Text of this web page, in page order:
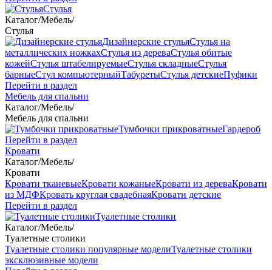
Стулья
Каталог/Мебель/
Стулья
Дизайнерские стульяСтулья на
металлических ножкахСтулья из дереваСтулья обитые
кожейСтулья штабелируемыеСтулья складныеСтулья
барныеСтул компьютерныйТабуретыСтулья детскиеПуфики
Перейти в раздел
Мебель для спальни
Каталог/Мебель/
Мебель для спальни
Тумбочки прикроватныеГардероб
Перейти в раздел
Кровати
Каталог/Мебель/
Кровати
Кровати тканевыеКровати кожаныеКровати из дереваКровати
из МДФКровать круглая свадебнаяКровати детские
Перейти в раздел
Туалетные столики
Каталог/Мебель/
Туалетные столики
Туалетные столики популярные моделиТуалетные столики
эксклюзивные модели